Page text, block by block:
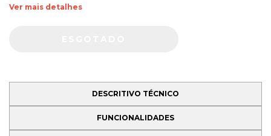
Ver mais detalhes
DESCRITIVO TÉCNICO
FUNCIONALIDADES